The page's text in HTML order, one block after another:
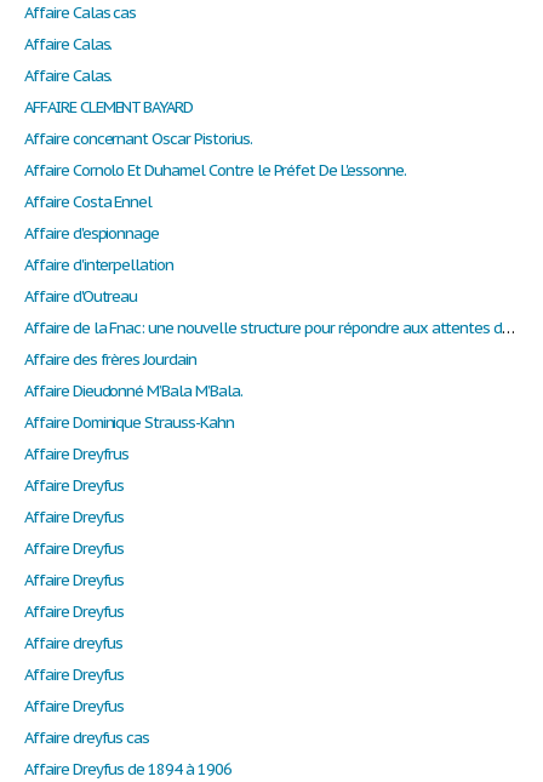
Affaire Calas cas
Affaire Calas.
Affaire Calas.
AFFAIRE CLEMENT BAYARD
Affaire concernant Oscar Pistorius.
Affaire Cornolo Et Duhamel Contre le Préfet De L'essonne.
Affaire Costa Ennel
Affaire d'espionnage
Affaire d'interpellation
Affaire d'Outreau
Affaire de la Fnac: une nouvelle structure pour répondre aux attentes du marché.
Affaire des frères Jourdain
Affaire Dieudonné M’Bala M’Bala.
Affaire Dominique Strauss-Kahn
Affaire Dreyfrus
Affaire Dreyfus
Affaire Dreyfus
Affaire Dreyfus
Affaire Dreyfus
Affaire Dreyfus
Affaire dreyfus
Affaire Dreyfus
Affaire Dreyfus
Affaire dreyfus cas
Affaire Dreyfus de 1894 à 1906